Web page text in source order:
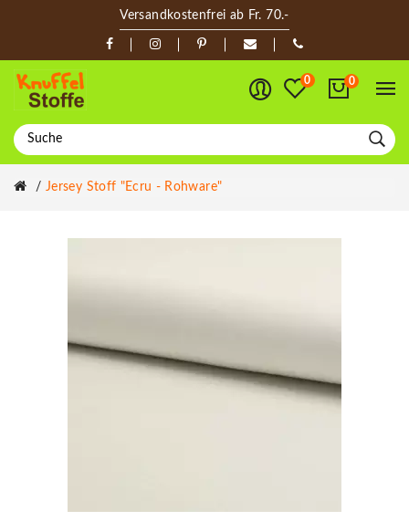
Versandkostenfrei ab Fr. 70.-
0 0
Jersey Stoff "Ecru - Rohware"